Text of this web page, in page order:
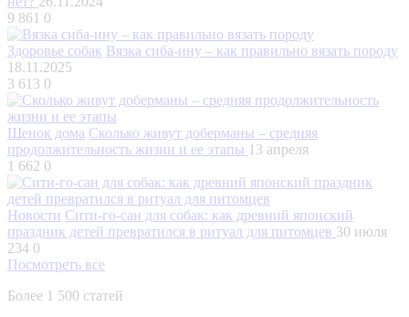
9 861 0
Здоровье собак Вязка сиба-ину – как правильно вязать породу
18.11.2025
3 613 0
Щенок дома Сколько живут доберманы – средняя
продолжительность жизни и ее этапы 13 апреля
1 662 0
Новости Сити-го-сан для собак: как древний японский
праздник детей превратился в ритуал для питомцев 30 июля
234 0
Посмотреть все
Более 1 500 статей